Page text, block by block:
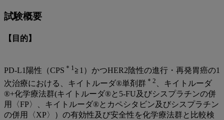
試験概要
【目的】
PD-L1陽性（CPS ＊1≧1）かつHER2陰性の進行・再発胃癌の1
次治療における、キイトルーダ®単剤群 ＊2
、キイトルーダ
®+化学療法群(キイトルーダ®と5-FU及びシスプラチンの併
用〈FP〉、キイトルーダ®とカペシタビン及びシスプラチン
の併用〈XP〉）の有効性及び安全性を化学療法群と比較検